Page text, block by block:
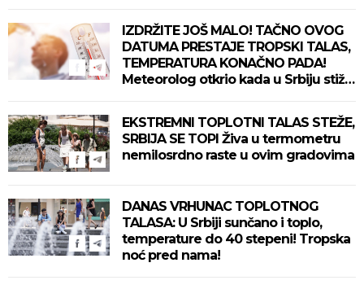
IZDRŽITE JOŠ MALO! TAČNO OVOG
DATUMA PRESTAJE TROPSKI TALAS,
TEMPERATURA KONAČNO PADA!
Meteorolog otkrio kada u Srbiju stiže
EKSTREMNI TOPLOTNI TALAS STEŽE,
SRBIJA SE TOPI Živa u termometru
nemilosrdno raste u ovim gradovima
DANAS VRHUNAC TOPLOTNOG
TALASA: U Srbiji sunčano i toplo,
temperature do 40 stepeni! Tropska
noć pred nama!